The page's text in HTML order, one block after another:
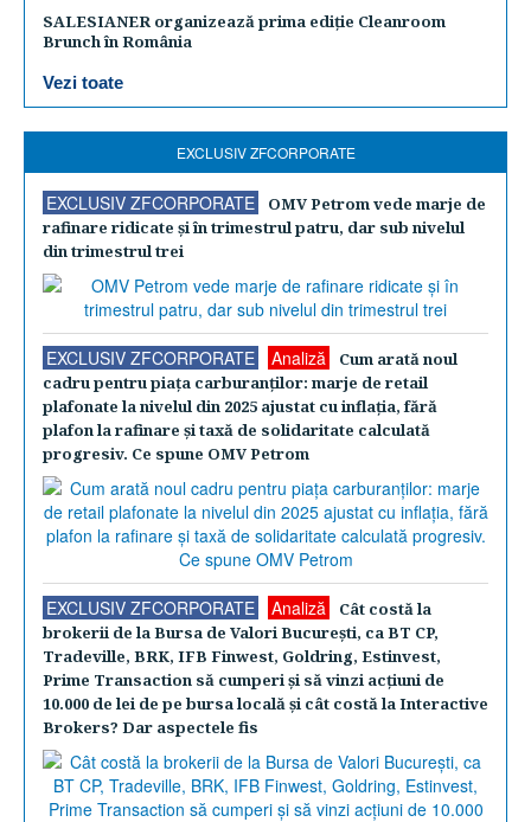
SALESIANER organizează prima ediție Cleanroom
Brunch în România
Vezi toate
EXCLUSIV ZFCORPORATE
EXCLUSIV ZFCORPORATE
OMV Petrom vede marje de
rafinare ridicate şi în trimestrul patru, dar sub nivelul
din trimestrul trei
EXCLUSIV ZFCORPORATE Analiză
Cum arată noul
cadru pentru piaţa carburanţilor: marje de retail
plafonate la nivelul din 2025 ajustat cu inflaţia, fără
plafon la rafinare şi taxă de solidaritate calculată
progresiv. Ce spune OMV Petrom
EXCLUSIV ZFCORPORATE Analiză
Cât costă la
brokerii de la Bursa de Valori Bucureşti, ca BT CP,
Tradeville, BRK, IFB Finwest, Goldring, Estinvest,
Prime Transaction să cumperi şi să vinzi acţiuni de
10.000 de lei de pe bursa locală şi cât costă la Interactive
Brokers? Dar aspectele fis